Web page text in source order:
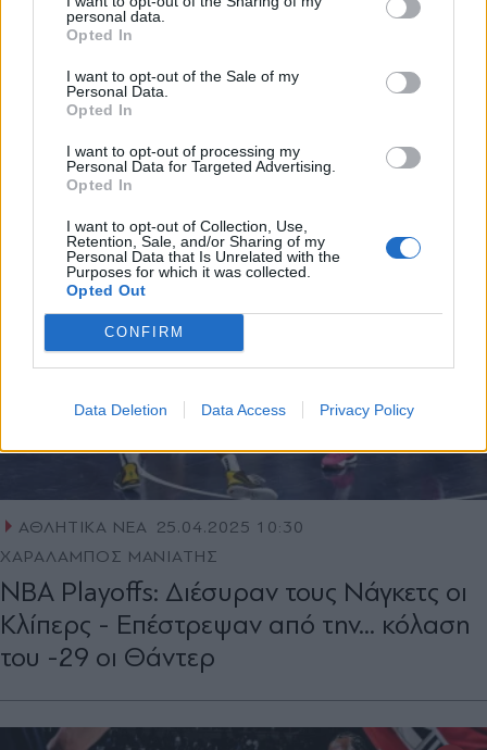
personal data.
Opted In
I want to opt-out of the Sale of my
Personal Data.
Opted In
I want to opt-out of processing my
Personal Data for Targeted Advertising.
Opted In
I want to opt-out of Collection, Use,
Retention, Sale, and/or Sharing of my
Personal Data that Is Unrelated with the
Purposes for which it was collected.
Opted Out
CONFIRM
Data Deletion Data Access Privacy Policy
ΑΘΛΗΤΙΚΑ ΝΕΑ 27.04.2025 23:15
ΧΑΡΑΛΑΜΠΟΣ ΜΑΝΙΑΤΗΣ
Πίστονς - Νικς 93-94: Ο τραυματίας
Μπράνσον έφερε τη Νέα Υόρκη μία
ανάσα από τα ημιτελικά της Ανατολής
ΑΘΛΗΤΙΚΑ ΝΕΑ 25.04.2025 10:30
ΧΑΡΑΛΑΜΠΟΣ ΜΑΝΙΑΤΗΣ
NBA Playoffs: Διέσυραν τους Νάγκετς οι
Κλίπερς - Επέστρεψαν από την... κόλαση
του -29 οι Θάντερ
Αποδέχομαι τους
και την πολιτική απορρήτου
X